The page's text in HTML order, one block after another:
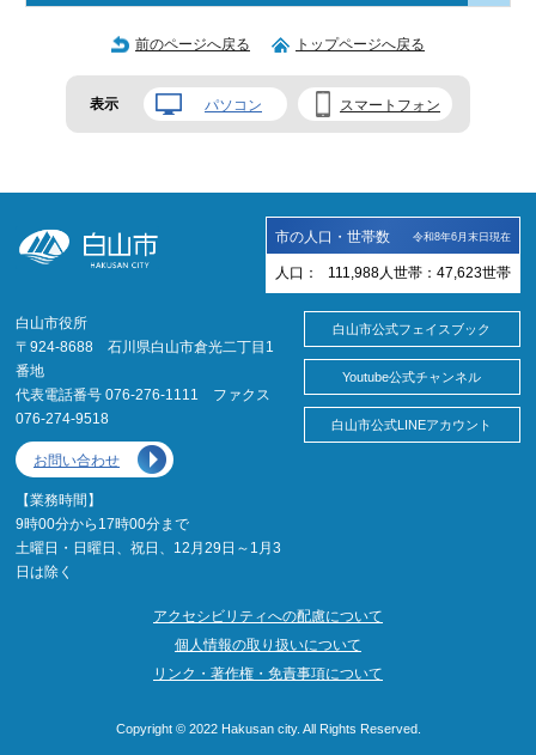
前のページへ戻る トップページへ戻る
表示 パソコン スマートフォン
市の人口・世帯数 令和8年6月末日現在
人口： 111,988 人 世帯： 47,623世帯
白山市役所
〒924-8688 石川県白山市倉光二丁目1
番地
代表電話番号 076-276-1111 ファクス
076-274-9518
お問い合わせ
【業務時間】
9時00分から17時00分まで
土曜日・日曜日、祝日、12月29日～1月3
日は除く
白山市公式フェイスブック
Youtube公式チャンネル
白山市公式LINEアカウント
アクセシビリティへの配慮について
個人情報の取り扱いについて
リンク・著作権・免責事項について
Copyright © 2022 Hakusan city. All Rights Reserved.